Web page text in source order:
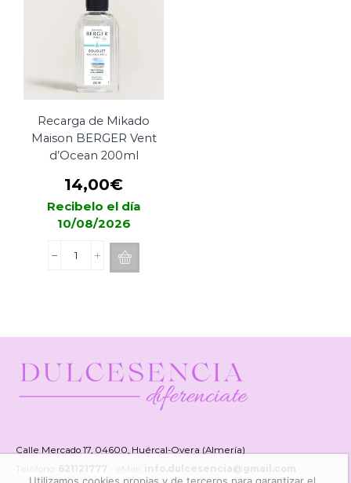
Recarga de Mikado
Maison BERGER Vent
d’Ocean 200ml
14,00€
Recibelo el día
10/08/2026
Recarga
Vent
200ml
cantidad
Calle Mercado 17, 04600, Huércal-Overa (Almería)
Teléfono: 621121777 info.dulcesencia@gmail.com